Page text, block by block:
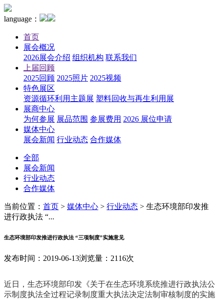
language：
首页
展会概况
2026展会介绍 组织机构 联系我们
上届回顾
2025回顾 2025照片 2025视频
特色展区
资源循环利用主题展 塑料回收与再生利用展
展商中心
为何参展 展品范围 参展费用 2026 展位申请
媒体中心
展会新闻 行业动态 合作媒体
全部
展会新闻
行业动态
合作媒体
当前位置： 首页 > 媒体中心 > 行业动态 > 生态环境部印发推
进行政执法 “...
生态环境部印发推进行政执法 “三项制度”实施意见
发布时间：2019-06-13浏览量：2116次
近日，生态环境部印发《关于在生态环境系统推进行政执法公
示制度执法全过程记录制度重大执法决定法制审核制度的实施